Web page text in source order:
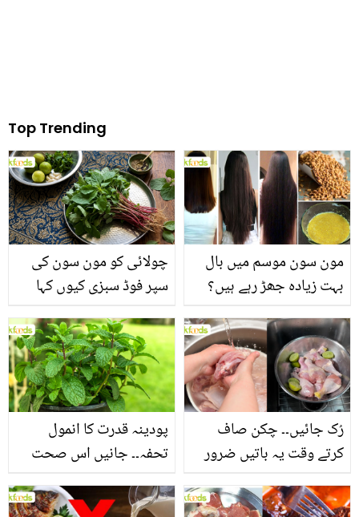
Top Trending
چولائی کو مون سون کی
سپر فوڈ سبزی کیوں کہا
جاتا ہے؟ جانیں وٹامنز،
منرلز اور اینٹی آکسیڈنٹس
سے بھرپور اس سبزی کے
فائدے
مون سون موسم میں بال
بہت زیادہ جھڑ رہے ہیں؟
جانیں بالوں کو مضبوط
بنانے کے چند قدرتی طریقے
پودینہ قدرت کا انمول
تحفہ۔۔ جانیں اس صحت
بخش پتوں کے 10 حیرت
انگیز طبی فوائد
رُک جائیں۔۔ چکن صاف
کرتے وقت یہ باتیں ضرور
یاد رکھیں